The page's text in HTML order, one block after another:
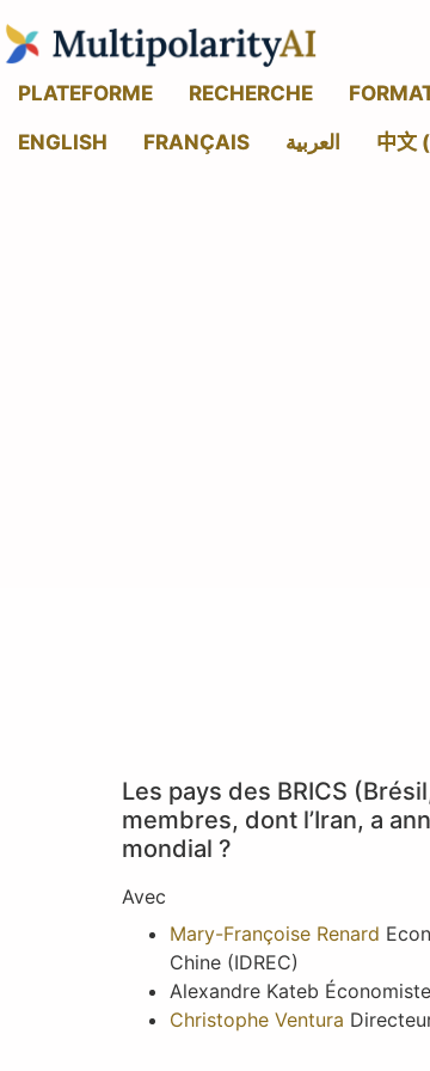
PLATEFORME RECHERCHE
ENGLISH FRANÇAIS العربية 中文
Les pays des BRICS
membres, dont l’Iran, a
mondial ?
Avec
Mary-Françoise Renard
Chine (IDREC)
Alexandre Kateb
Christophe Ventura